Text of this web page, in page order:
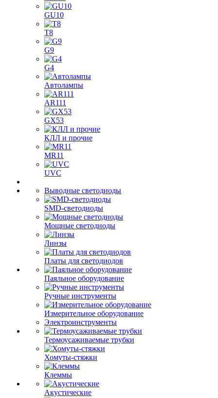
GU10
T8
G9
G4
Автолампы
AR111
GX53
КЛЛ и прочие
MR11
UVC
Выводные светодиоды
SMD-светодиоды
Мощные светодиоды
Линзы
Платы для светодиодов
Паяльное оборудование
Ручные инструменты
Измерительное оборудование
Электроинструменты
Термоусаживаемые трубки
Хомуты-стяжки
Клеммы
Акустические